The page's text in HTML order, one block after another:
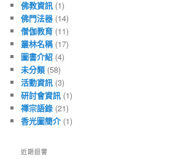
佛教資訊 (1)
佛門法器 (14)
僧伽教育 (11)
叢林名稱(17)
圖書介紹 (4)
未分類 (58)
活動資訊 (3)
研討會資訊 (1)
禪宗語錄 (21)
香光圖簡介(1)
近期迴響